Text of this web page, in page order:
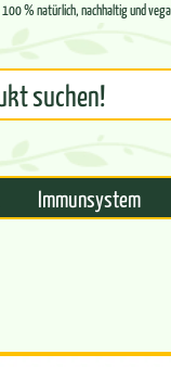
100 % natürlich, nachhaltig und
Immunsystem